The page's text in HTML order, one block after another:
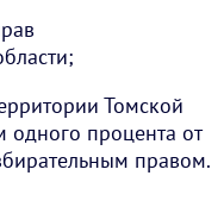
Томской
одного процента от
правом.